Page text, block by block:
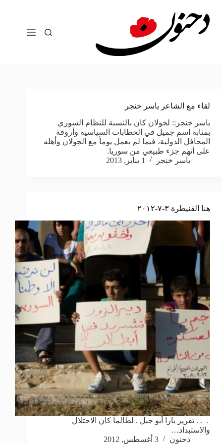
المحتوى
لقاء مع الشاعر ياسر خنجر
ياسر خنجر:: لجولان كان بالنسبة للنظام السوري
بمثابة اسم جميل في الخطابات السياسية وأروقة
المحافل الدولية، فيما لم يعمل يوماً مع الجولان وأهله
على أنهم جزء طبيعي من سوريا.
ياسر خنجر
1 يناير, 2013
هنا القنيطرة ٣-٧-٢٠١٢
. . . تقرير يارا أبو جبل . لطالما كان الاحتلال
والاستبداد…
دحنون
3 أغسطس, 2012